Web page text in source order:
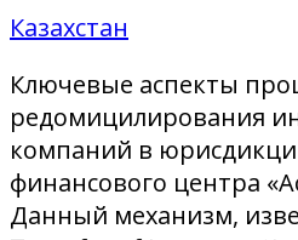
Казахстан
Ключевые аспекты
редомицилирования
компаний в
финансового центра
Данный механизм,